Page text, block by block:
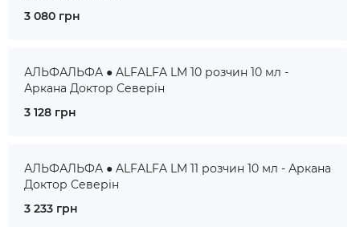
3 080 грн
АЛЬФАЛЬФА ● ALFALFA LM 10 розчин 10 мл -
Аркана Доктор Северін
3 128 грн
АЛЬФАЛЬФА ● ALFALFA LM 11 розчин 10 мл - Аркана
Доктор Северін
3 233 грн